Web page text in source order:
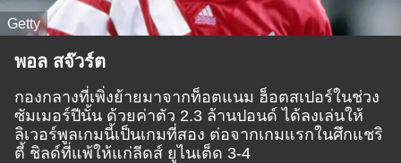
Getty
พอล สจ๊วร์ต
กองกลางที่เพิ่งย้ายมาจากท็อตแนม ฮ็อตสเปอร์ในช่วง
ซัมเมอร์ปีนั้น ด้วยค่าตัว 2.3 ล้านปอนด์ ได้ลงเล่นให้
ลิเวอร์พูลเกมนี้เป็นเกมที่สอง ต่อจากเกมแรกในศึกแชริ
ตี้ ชิลด์ที่แพ้ให้แก่ลีดส์ ยูไนเต็ด 3-4